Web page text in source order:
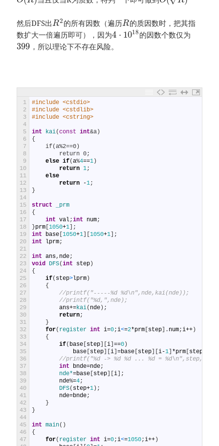
然后DFS出R2的所有因数（遍历R的质因数时，把其指
数扩大一倍遍历即可），因为4 ⋅ 1018的因数个数仅为
399 ，所以理论下不存在风险。
1
2
3
4
5
6
7
8
9
10
11
12
13
14
15
16
17
18
19
20
21
22
23
24
25
26
27
28
29
30
31
32
33
34
35
36
37
38
39
40
41
42
43
44
45
46
47
#include <cstdio>
#include <cstdlib>
#include <cstring>
int kai(const int&a)
{
if(a%2==0)
return 0;
else if(a%4==1 )
return 1;
else
return
-1;
}
struct
_prm
{
int
val;int num;
}prm [1050+1
;
int
base [1050+1 [1050+1
;
int
lprm;
int ans, nde;
void DFS(int step )
{
if( step>lprm )
{
//printf("-----%d %d\n",nde,kai(nde));
//printf("%d,",nde);
ans+=kai( nde ) ;
return;
}
for( register int i=0;i<=2*prm step . num;i++ )
{
if( base step [i ]==0 )
base step [i ]=base step [i-1 *prm step
//printf("%d -> %d %d ... %d =
int
bnde=nde;
nde*=base step [i
;
nde%=4;
DFS( step+1 ) ;
nde=bnde;
}
}
int main( )
{
for( register int i=0;i<=1050;i++ )